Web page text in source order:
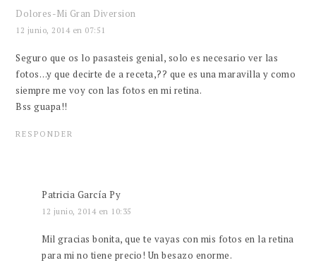
Dolores-Mi Gran Diversion
12 junio, 2014 en 07:51
Seguro que os lo pasasteis genial, solo es necesario ver las
fotos…y que decirte de a receta,?? que es una maravilla y como
siempre me voy con las fotos en mi retina.
Bss guapa!!
RESPONDER
Patricia García Py
12 junio, 2014 en 10:35
Mil gracias bonita, que te vayas con mis fotos en la retina
para mi no tiene precio! Un besazo enorme.